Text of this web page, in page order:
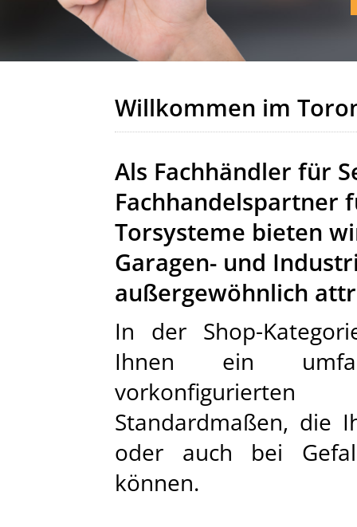
Willkommen im
Als Fachhändler für
Fachhandelspartner
Torsysteme bieten
Garagen- und
außergewöhnlich
In der Shop-
Ihnen ein
Standardmaßen, die
oder auch bei
können.